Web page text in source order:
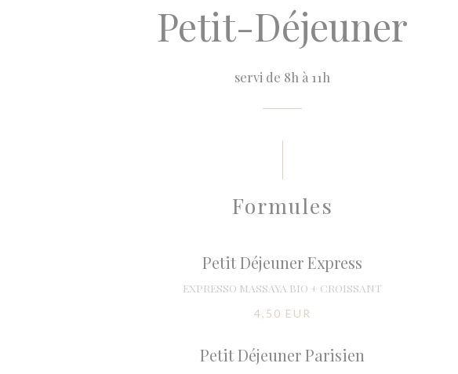
Petit-Déjeuner
servi de 8h à 11h
Formules
Petit Déjeuner Express
EXPRESSO MASSAYA BIO + CROISSANT
4,50 EUR
Petit Déjeuner Parisien